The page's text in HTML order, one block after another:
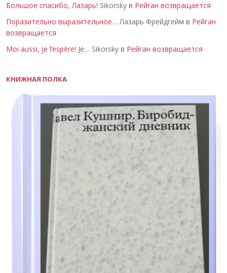
Большое спасибо, Лазарь! Sikorsky в Рейган возвращается
Поразительно выразительное… Лазарь Фрейдгейм в Рейган
возвращается
Moi aussi, je l’espère! Je… Sikorsky в Рейган возвращается
КНИЖНАЯ ПОЛКА